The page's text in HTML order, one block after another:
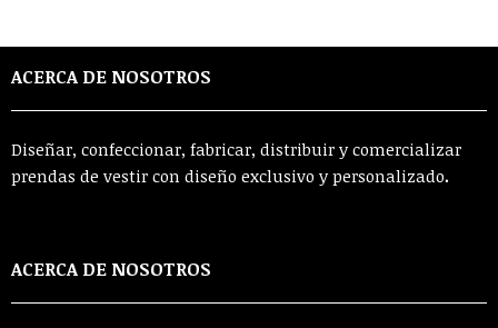
ACERCA DE NOSOTROS
Diseñar, confeccionar, fabricar, distribuir y comercializar
prendas de vestir con diseño exclusivo y personalizado.
ACERCA DE NOSOTROS